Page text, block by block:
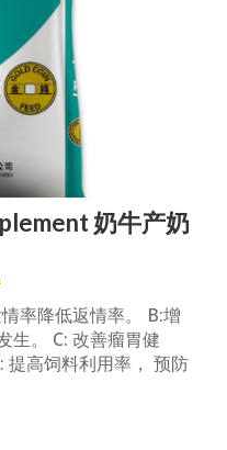
奶牛产奶
率降低返情率‌。 B:增
生‌。 C: 改善瘤胃健
提高饲料利用率‌， 预防